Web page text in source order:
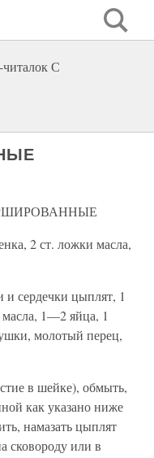
С
2 ст. ложки масла,
сердечки цыплят, 1
масла, 1—2 яйца, 1
молотый перец,
в шейке), обмыть,
как указано ниже
намазать цыплят
сковороду или в